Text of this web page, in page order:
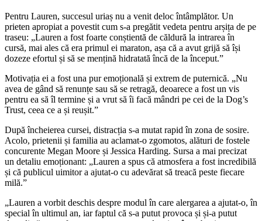
Pentru Lauren, succesul uriaș nu a venit deloc întâmplător. Un
prieten apropiat a povestit cum s-a pregătit vedeta pentru arșița de pe
traseu: „Lauren a fost foarte conștientă de căldură la intrarea în
cursă, mai ales că era primul ei maraton, așa că a avut grijă să își
dozeze efortul și să se mențină hidratată încă de la început.”
Motivația ei a fost una pur emoțională și extrem de puternică. „Nu
avea de gând să renunțe sau să se retragă, deoarece a fost un vis
pentru ea să îl termine și a vrut să îi facă mândri pe cei de la Dog’s
Trust, ceea ce a și reușit.”
După încheierea cursei, distracția s-a mutat rapid în zona de sosire.
Acolo, prietenii și familia au aclamat-o zgomotos, alături de fostele
concurente Megan Moore și Jessica Harding. Sursa a mai precizat
un detaliu emoționant: „Lauren a spus că atmosfera a fost incredibilă
și că publicul uimitor a ajutat-o cu adevărat să treacă peste fiecare
milă.”
„Lauren a vorbit deschis despre modul în care alergarea a ajutat-o, în
special în ultimul an, iar faptul că s-a putut provoca și și-a putut